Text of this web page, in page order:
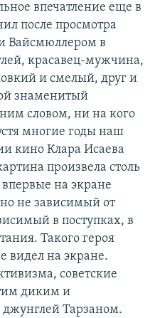
впечатление еще в
после просмотра
Вайсмюллером в
красавец-мужчина,
и смелый, друг и
знаменитый
словом, ни на кого
многие годы наш
кино Клара Исаева
произвела столь
на экране
не зависимый от
в поступках, в
Такого героя
видел на экране.
советские
диким и
Тарзаном.